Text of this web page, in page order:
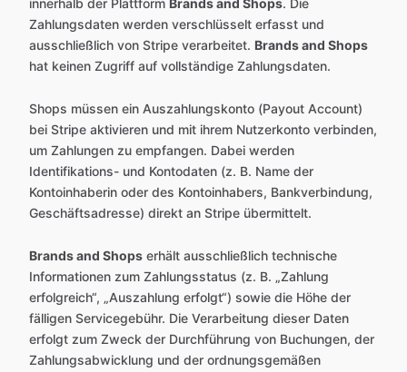
innerhalb der Plattform Brands and Shops. Die
Zahlungsdaten werden verschlüsselt erfasst und
ausschließlich von Stripe verarbeitet. Brands and Shops
hat keinen Zugriff auf vollständige Zahlungsdaten.
Shops müssen ein Auszahlungskonto (Payout Account)
bei Stripe aktivieren und mit ihrem Nutzerkonto verbinden,
um Zahlungen zu empfangen. Dabei werden
Identifikations- und Kontodaten (z. B. Name der
Kontoinhaberin oder des Kontoinhabers, Bankverbindung,
Geschäftsadresse) direkt an Stripe übermittelt.
Brands and Shops erhält ausschließlich technische
Informationen zum Zahlungsstatus (z. B. „Zahlung
erfolgreich“, „Auszahlung erfolgt“) sowie die Höhe der
fälligen Servicegebühr. Die Verarbeitung dieser Daten
erfolgt zum Zweck der Durchführung von Buchungen, der
Zahlungsabwicklung und der ordnungsgemäßen